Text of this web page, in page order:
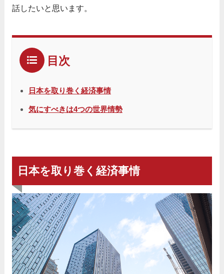
話したいと思います。
目次
日本を取り巻く経済事情
気にすべきは4つの世界情勢
日本を取り巻く経済事情